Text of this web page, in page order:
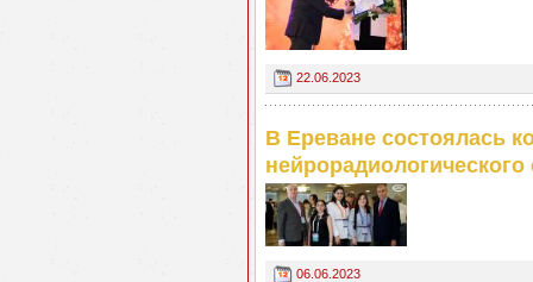
22.06.2023
В Ереване состоялась
06.06.2023